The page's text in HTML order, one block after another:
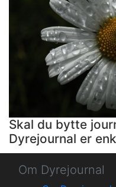
Skal du bytte
Dyrejournal er
Om Dyrejournal